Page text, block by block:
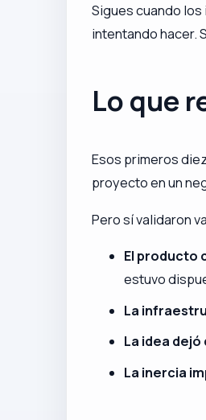
Sigues cuando
intentando hacer.
Lo que
Esos primeros
proyecto en un
Pero sí validaron
El producto
estuvo
La
La idea
La inercia